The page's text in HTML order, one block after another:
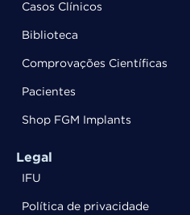
Casos Clínicos
Biblioteca
Comprovações Científicas
Pacientes
Shop FGM Implants
Legal
IFU
Política de privacidade